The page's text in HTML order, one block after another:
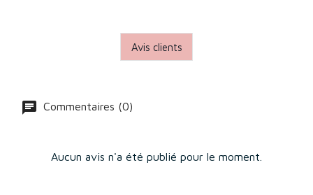
Avis clients
Commentaires (0)
Aucun avis n'a été publié pour le moment.